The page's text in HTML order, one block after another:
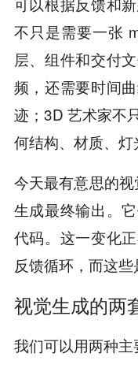
不只是需要一张
层、组件和交付
频，还需要时间
迹；3D 艺术家不
何结构、材质、灯
今天最有意思的
生成最终输出。
代码。这一变化
反馈循环，而这些
视觉生成的两
我们可以用两种主